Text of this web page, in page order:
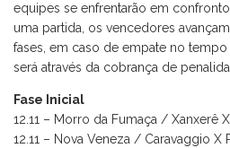
equipes se enfrentarão em
uma partida, os vencedores
fases, em caso de empate no
será através da cobrança de
Fase Inicial
12.11 – Morro da Fumaça / Xanxerê
12.11 – Nova Veneza / Caravaggio X